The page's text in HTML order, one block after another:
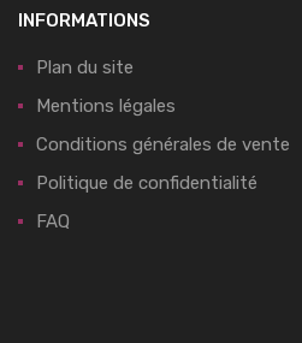
INFORMATIONS
Plan du site
Mentions légales
Conditions générales de vente
Politique de confidentialité
FAQ